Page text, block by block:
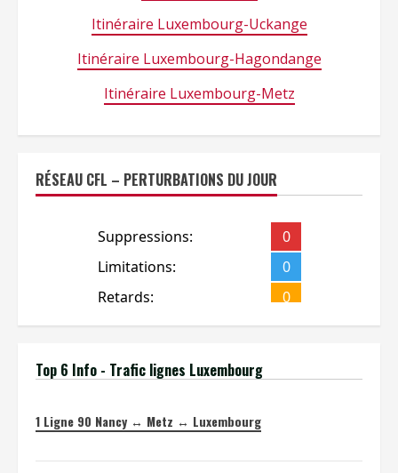
Itinéraire Luxembourg-Uckange
Itinéraire Luxembourg-Hagondange
Itinéraire Luxembourg-Metz
RÉSEAU CFL – PERTURBATIONS DU JOUR
Top 6 Info - Trafic lignes Luxembourg
1 Ligne 90 Nancy ↔ Metz ↔ Luxembourg